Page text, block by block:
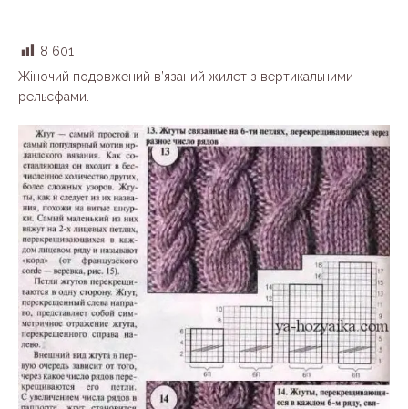
8 601
Жіночий подовжений в’язаний жилет з вертикальними
рельєфами.